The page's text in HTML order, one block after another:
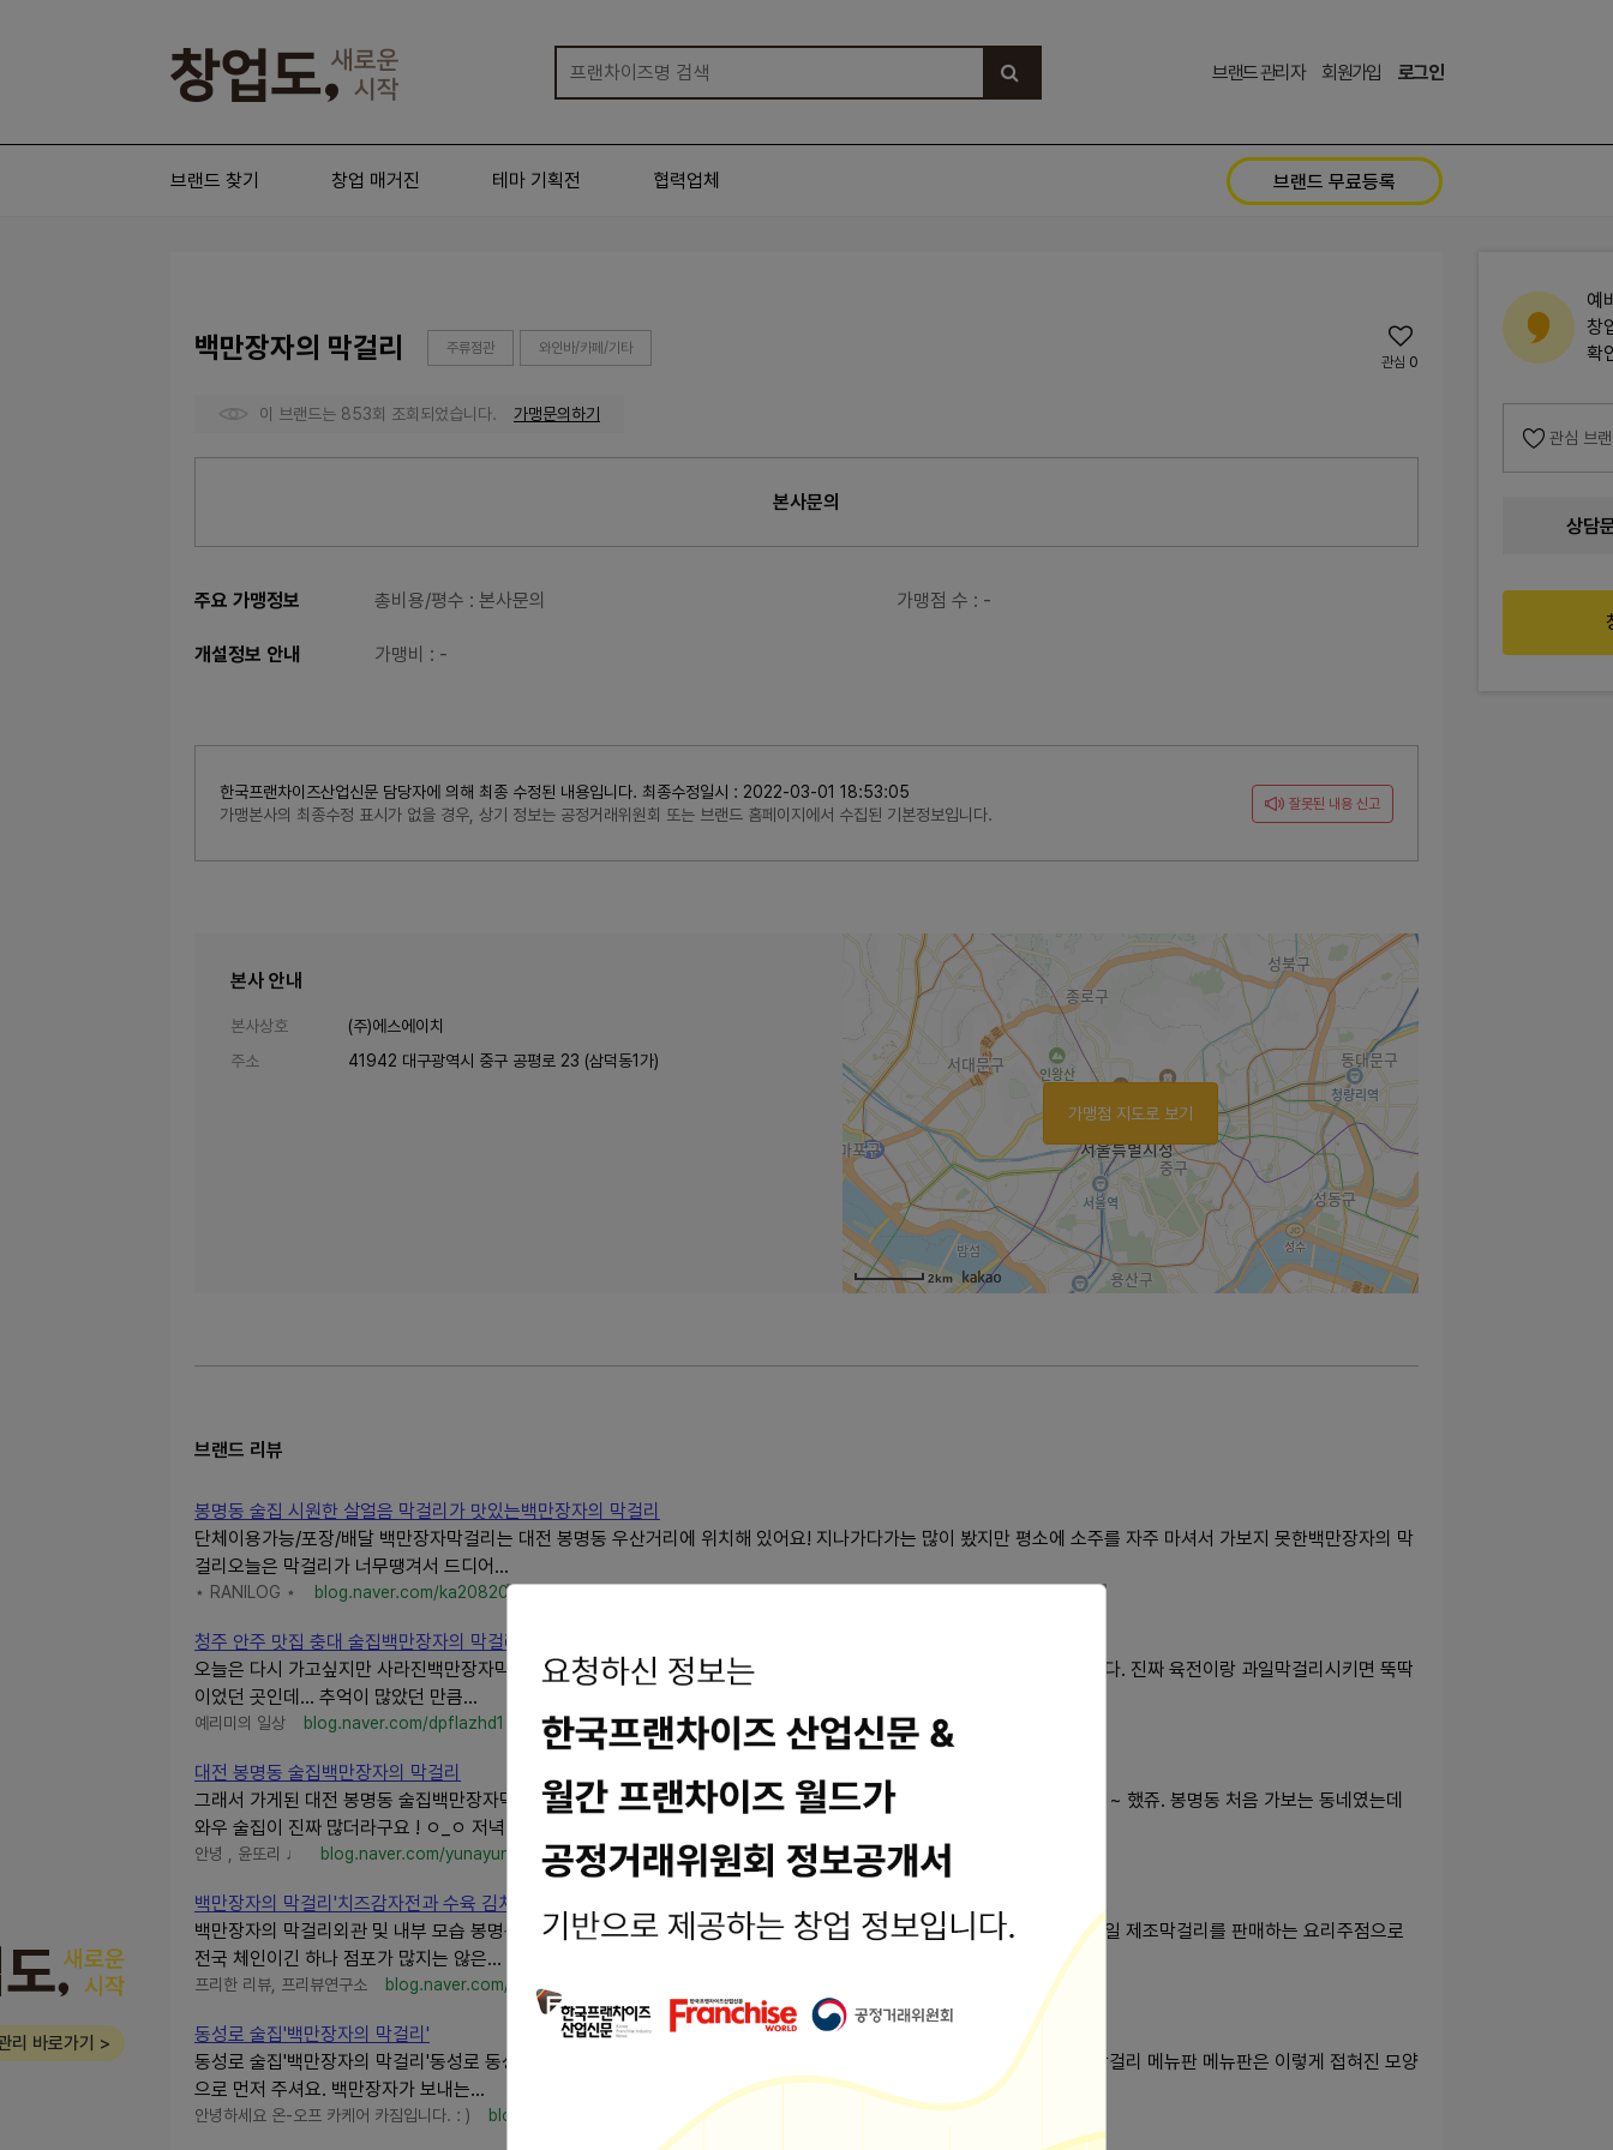
브랜드 관리자 회원가입 로그인
브랜드 찾기 창업 매거진 테마 기획전 협력업체 브랜드 무료등록
백만장자의 막걸리 주류점관
와인바/카페/기타
관심 0
이 브랜드는 853회 조회되었습니다. 가맹문의하기
본사문의
주요 가맹정보 총비용/평수 : 본사문의 가맹점 수 : -
개설정보 안내 가맹비 : -
한국프랜차이즈산업신문 담당자에 의해 최종 수정된 내용입니다. 최종수정일시 : 2022-03-01 18:53:05
가맹본사의 최종수정 표시가 없을 경우, 상기 정보는 공정거래위원회 또는 브랜드 홈페이지에서 수집된 기본정보입니다.
잘못된 내용 신고
본사 안내
본사상호
(주)에스에이치
주소
41942 대구광역시 중구 공평로 23 (삼덕동1가)
2km
가맹점 지도로 보기
브랜드 리뷰
봉명동 술집 시원한 살얼음 막걸리가 맛있는백만장자의 막걸리
단체이용가능/포장/배달 백만장자막걸리는 대전 봉명동 우산거리에 위치해 있어요! 지나가다가는 많이 봤지만 평소에 소주를 자주 마셔서 가보지 못한백만장자의 막
걸리오늘은 막걸리가 너무땡겨서 드디어...
⋆ RANILOG ⋆ blog.naver.com/ka20820
청주 안주 맛집 충대 술집백만장자의 막걸리
오늘은 다시 가고싶지만 사라진백만장자막걸리이다;ㅁ; 과일막걸리먹고싶으면 가던곳인데 어느순간 사라져 다신 볼수없었다. 진짜 육전이랑 과일막걸리시키면 뚝딱
이었던 곳인데... 추억이 많았던 만큼...
예리미의 일상 blog.naver.com/dpflazhd1
대전 봉명동 술집백만장자의 막걸리
그래서 가게된 대전 봉명동 술집백만장자막걸리.이 날 저녁에도 칼국수에막걸리를 먹어서막걸리로 오늘은 뿌셔버려야겠다 ~ 했쥬. 봉명동 처음 가보는 동네였는데
와우 술집이 진짜 많더라구요 ! ㅇ_ㅇ 저녁...
안녕 , 윤또리 ♩ blog.naver.com/yunayuni
백만장자의 막걸리'치즈감자전과 수육 김치구이에 막걸리 한잔
백만장자의 막걸리외관 및 내부 모습 봉명동 술집거리에 위치한백만장자의 막걸리백만장자의 막걸리외관 백만장자는 생과일 제조막걸리를 판매하는 요리주점으로
전국 체인이긴 하나 점포가 많지는 않은...
프리한 리뷰, 프리뷰연구소 blog.naver.com/hodudaily
동성로 술집'백만장자의 막걸리'
동성로 술집'백만장자의 막걸리'동성로 동성로 삼덕동에 위치한 막걸리 맛집백만장자의 막걸리에... 드네요ㅎㅎ 백만장자 막걸리 메뉴판 메뉴판은 이렇게 접혀진 모양
으로 먼저 주셔요. 백만장자가 보내는...
안녕하세요 온-오프 카케어 카짐입니다. : ) blog.naver.com/theshine2015
예
창
확
관심 브
상담
리 바로가기 >